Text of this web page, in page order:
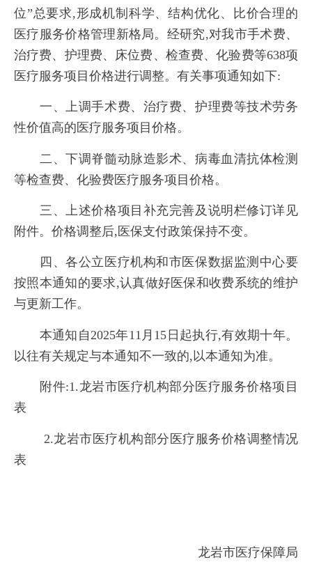
位”总要求,形成机制科学、结构优化、比价合理的
医疗服务价格管理新格局。经研究,对我市手术费、
治疗费、护理费、床位费、检查费、化验费等638项
医疗服务项目价格进行调整。有关事项通知如下:
一、上调手术费、治疗费、护理费等技术劳务
性价值高的医疗服务项目价格。
二、下调脊髓动脉造影术、病毒血清抗体检测
等检查费、化验费医疗服务项目价格。
三、上述价格项目补充完善及说明栏修订详见
附件。价格调整后,医保支付政策保持不变。
四、各公立医疗机构和市医保数据监测中心要
按照本通知的要求,认真做好医保和收费系统的维护
与更新工作。
本通知自2025年11月15日起执行,有效期十年。
以往有关规定与本通知不一致的,以本通知为准。
附件:1.龙岩市医疗机构部分医疗服务价格项目
表
2.龙岩市医疗机构部分医疗服务价格调整情况
表
龙岩市医疗保障局